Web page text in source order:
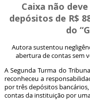
Caixa não
depósitos de R$
do
Autora sustentou
abertura de contas sem
A Segunda Turma do
reconheceu a
por três depósitos
contas da instituição por